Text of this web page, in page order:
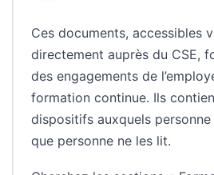
Ces documents, accessibles
directement auprès du CSE,
des engagements de
formation continue. Ils
dispositifs auxquels
que personne ne les lit.